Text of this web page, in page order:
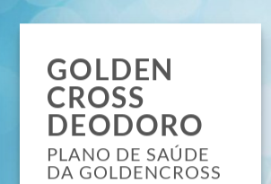
GOLDEN
CROSS
DEODORO
PLANO DE SAÚDE
DA GOLDENCROSS